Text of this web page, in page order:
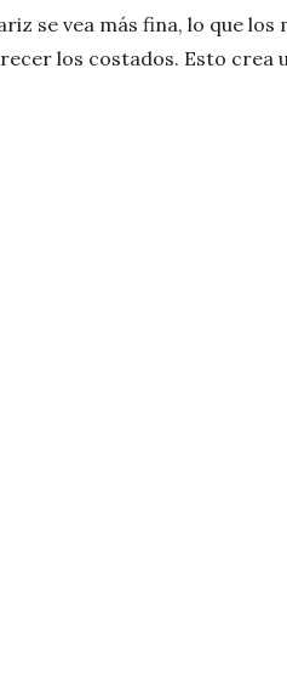
se vea más fina, lo que
los costados. Esto crea